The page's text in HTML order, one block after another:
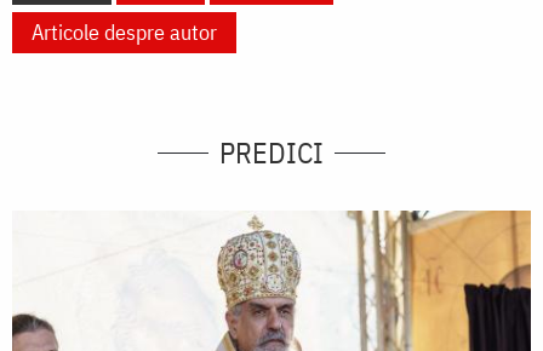
Articole despre autor
PREDICI